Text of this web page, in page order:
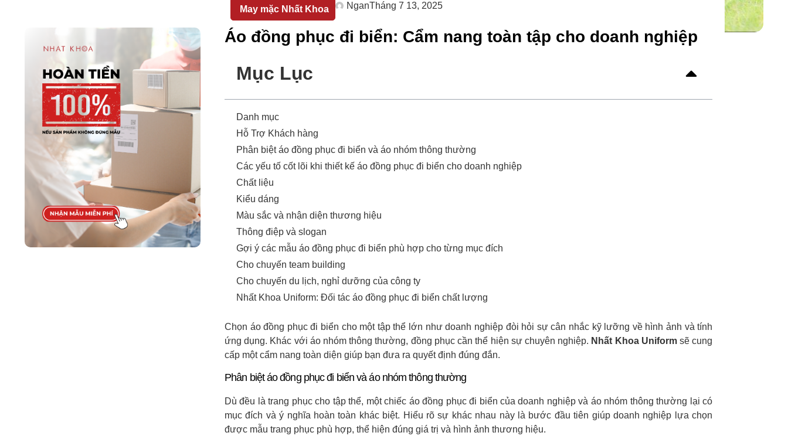
May mặc Nhất Khoa NganTháng 7 13, 2025
Áo đồng phục đi biển: Cẩm nang toàn tập cho doanh nghiệp
Mục Lục
Danh mục
Hỗ Trợ Khách hàng
Phân biệt áo đồng phục đi biển và áo nhóm thông thường
Các yếu tố cốt lõi khi thiết kế áo đồng phục đi biển cho doanh nghiệp
Chất liệu
Kiểu dáng
Màu sắc và nhận diện thương hiệu
Thông điệp và slogan
Gợi ý các mẫu áo đồng phục đi biển phù hợp cho từng mục đích
Cho chuyến team building
Cho chuyến du lịch, nghỉ dưỡng của công ty
Nhất Khoa Uniform: Đối tác áo đồng phục đi biển chất lượng
Chọn áo đồng phục đi biển cho một tập thể lớn như doanh nghiệp đòi hỏi sự cân nhắc kỹ lưỡng về hình ảnh và tính
ứng dụng. Khác với áo nhóm thông thường, đồng phục cần thể hiện sự chuyên nghiệp. Nhất Khoa Uniformsẽ cung
cấp một cẩm nang toàn diện giúp bạn đưa ra quyết định đúng đắn.
Phân biệt áo đồng phục đi biển và áo nhóm thông thường
Dù đều là trang phục cho tập thể, một chiếc áo đồng phục đi biển của doanh nghiệp và áo nhóm thông thường lại có
mục đích và ý nghĩa hoàn toàn khác biệt. Hiểu rõ sự khác nhau này là bước đầu tiên giúp doanh nghiệp lựa chọn
được mẫu trang phục phù hợp, thể hiện đúng giá trị và hình ảnh thương hiệu.